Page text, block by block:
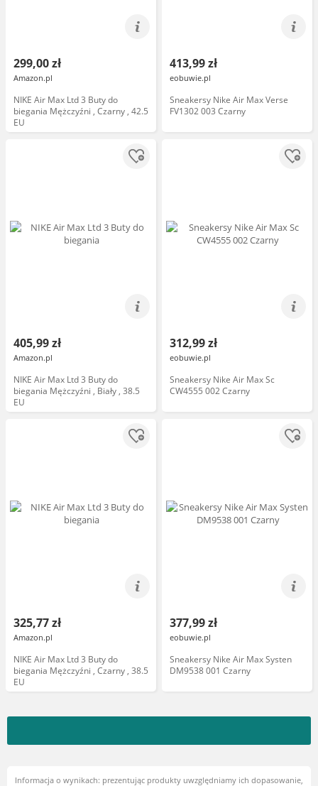
299,00 zł
Amazon.pl
NIKE Air Max Ltd 3 Buty do
biegania Mężczyźni , Czarny , 42.5
EU
413,99 zł
eobuwie.pl
Sneakersy Nike Air Max Verse
FV1302 003 Czarny
405,99 zł
Amazon.pl
NIKE Air Max Ltd 3 Buty do
biegania Mężczyźni , Biały , 38.5
EU
312,99 zł
eobuwie.pl
Sneakersy Nike Air Max Sc
CW4555 002 Czarny
325,77 zł
Amazon.pl
NIKE Air Max Ltd 3 Buty do
biegania Mężczyźni , Czarny , 38.5
EU
377,99 zł
eobuwie.pl
Sneakersy Nike Air Max Systen
DM9538 001 Czarny
Informacja o wynikach: prezentując produkty uwzględniamy ich dopasowanie,